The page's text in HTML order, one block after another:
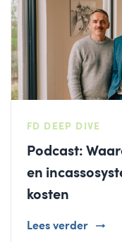
FD DEEP DIVE
Podcast:
en
kosten
Lees verder